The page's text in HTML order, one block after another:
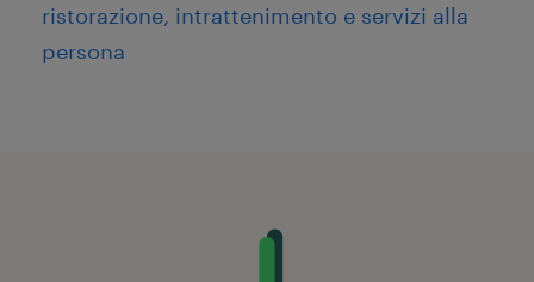
ristorazione, intrattenimento e servizi alla
persona